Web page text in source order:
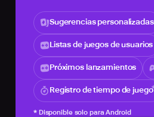
Sugerencias personalizadas
Listas de juegos de usuarios
Próximos lanzamientos
Registro de tiempo de juego
* Disponible solo para Android